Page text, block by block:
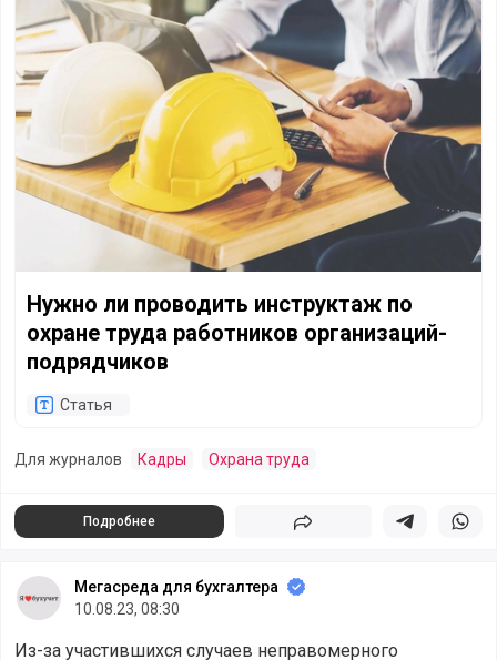
Нужно ли проводить инструктаж по
охране труда работников организаций-
подрядчиков
Статья
Для журналов Кадры Охрана труда
Подробнее Поделиться Поделиться в
Мегасреда для бухгалтера
10.08.23, 08:30
Из-за участившихся случаев неправомерного